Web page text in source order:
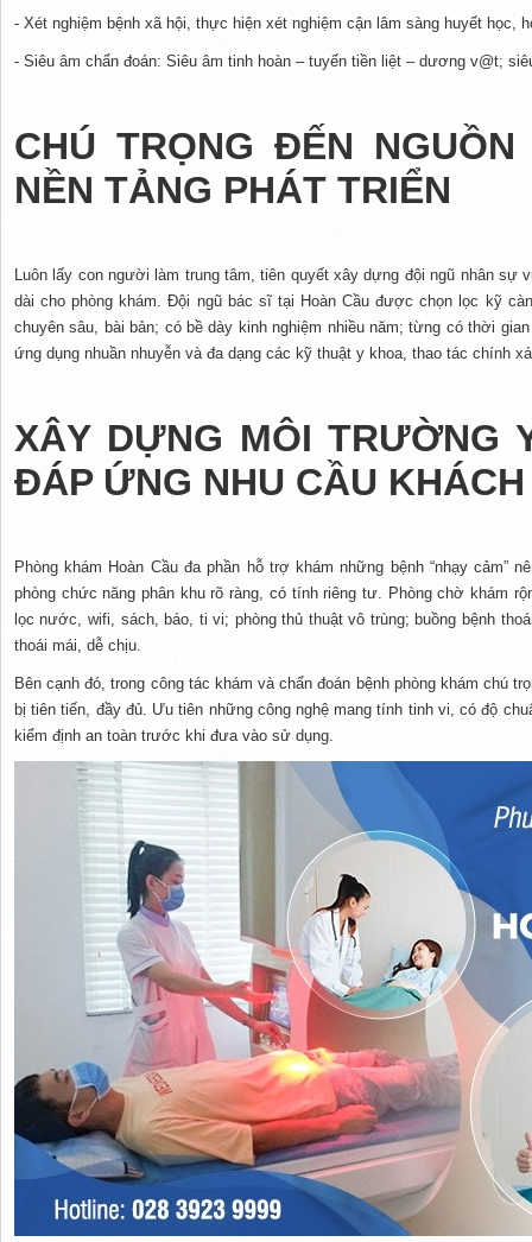
- Xét nghiệm bệnh xã hội, thực hiện xét nghiệm cận lâm sàng huyết học,
- Siêu âm chẩn đoán: Siêu âm tinh hoàn – tuyến tiền liệt – dương v@t;
CHÚ TRỌNG ĐẾN
NỀN TẢNG PHÁT TRIỂN
Luôn lấy con người làm trung tâm, tiên quyết xây dựng đội ngũ nhân
dài cho phòng khám. Đội ngũ bác sĩ tại Hoàn Cầu được chọn lọc kỹ
chuyên sâu, bài bản; có bề dày kinh nghiệm nhiều năm; từng có thời
ứng dụng nhuần nhuyễn và đa dạng các kỹ thuật y khoa, thao tác chính
XÂY DỰNG MÔI TRƯỜNG
ĐÁP ỨNG NHU CẦU
Phòng khám Hoàn Cầu đa phần hỗ trợ khám những bệnh “nhạy cảm”
phòng chức năng phân khu rõ ràng, có tính riêng tư. Phòng chờ khám
lọc nước, wifi, sách, báo, ti vi; phòng thủ thuật vô trùng; buồng bệnh
thoái mái, dễ chịu.
Bên cạnh đó, trong công tác khám và chẩn đoán bệnh phòng khám chú
bị tiên tiến, đầy đủ. Ưu tiên những công nghệ mang tính tinh vi, có độ
kiểm định an toàn trước khi đưa vào sử dụng.